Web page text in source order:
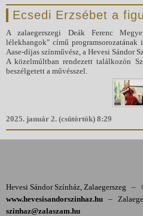
Ecsedi Erzsébet a
A zalaegerszegi Deák Ferenc
lélekhangok" című programsorozatának
Aase-díjas színművész, a Hevesi Sándor
A közelmúltban rendezett találkozón
beszélgetett a művésszel.
2025. január 2. (csütörtök) 8:29
Hevesi Sándor Színház, Zalaegerszeg
–
www.hevesisandorszinhaz.hu –
szinhaz@zalaszam.hu